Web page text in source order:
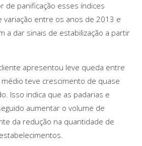
de panificação esses índices
variação entre os anos de 2013 e
a dar sinais de estabilização a partir
apresentou leve queda entre
teve crescimento de quase
Isso indica que as padarias e
aumentar o volume de
da redução na quantidade de